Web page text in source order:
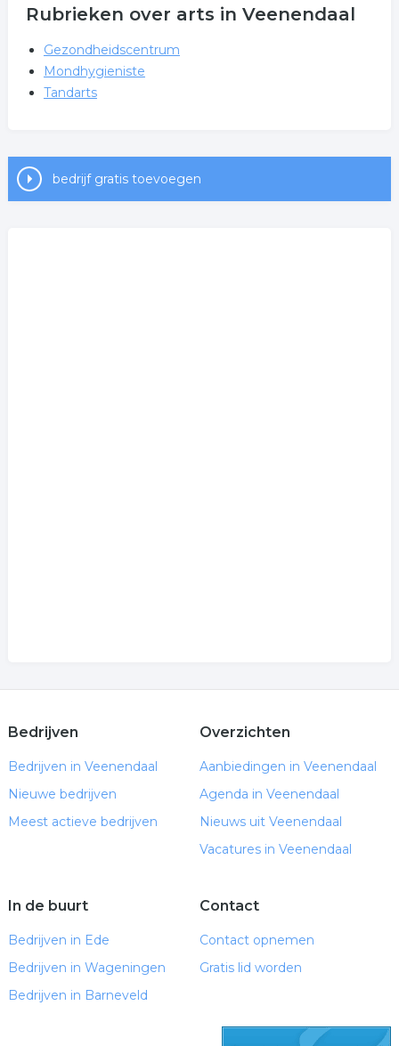
Rubrieken over arts in Veenendaal
Gezondheidscentrum
Mondhygieniste
Tandarts
bedrijf gratis toevoegen
Bedrijven
Bedrijven in Veenendaal
Nieuwe bedrijven
Meest actieve bedrijven
Overzichten
Aanbiedingen in Veenendaal
Agenda in Veenendaal
Nieuws uit Veenendaal
Vacatures in Veenendaal
In de buurt
Bedrijven in Ede
Bedrijven in Wageningen
Bedrijven in Barneveld
Contact
Contact opnemen
Gratis lid worden